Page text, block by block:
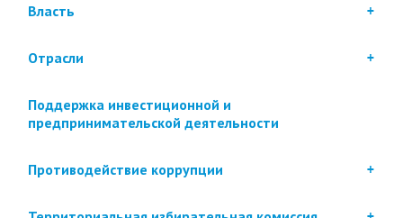
Власть
Отрасли
Поддержка инвестиционной и
предпринимательской деятельности
Противодействие коррупции